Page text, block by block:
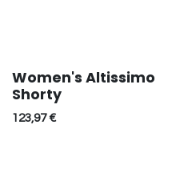
Réduction
Women's Altissimo
Shorty
123,97€